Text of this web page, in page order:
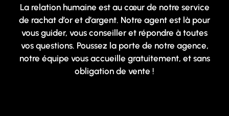
La relation humaine est au cœur de notre service
de rachat d’or et d’argent. Notre agent est là pour
vous guider, vous conseiller et répondre à toutes
vos questions. Poussez la porte de notre agence,
notre équipe vous accueille gratuitement, et sans
obligation de vente !